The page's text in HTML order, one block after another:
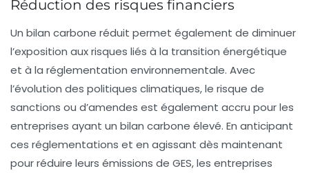
Réduction des risques financiers
Un bilan carbone réduit permet également de diminuer
l’exposition aux risques liés à la transition énergétique
et à la réglementation environnementale. Avec
l’évolution des politiques climatiques, le risque de
sanctions ou d’amendes est également accru pour les
entreprises ayant un bilan carbone élevé. En anticipant
ces réglementations et en agissant dès maintenant
pour réduire leurs émissions de GES, les entreprises